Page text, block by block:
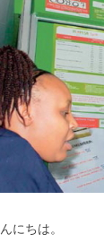
にちは。